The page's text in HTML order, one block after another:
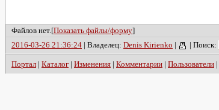
Файлов нет.[Показать файлы/форму]
2016-03-26 21:36:24 | Владелец: Denis Kirienko | | Поиск:
Портал | Каталог | Изменения | Комментарии | Пользователи |